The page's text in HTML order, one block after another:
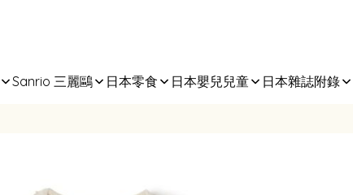
Sanrio 三麗鷗 日本零食 日本嬰兒兒童 日本雜誌附錄